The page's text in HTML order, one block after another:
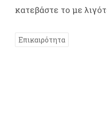
κατεβάστε το με
Επικαιρότητα